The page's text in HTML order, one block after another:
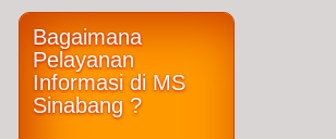
Bagaimana
Pelayanan
Informasi di MS
Sinabang ?